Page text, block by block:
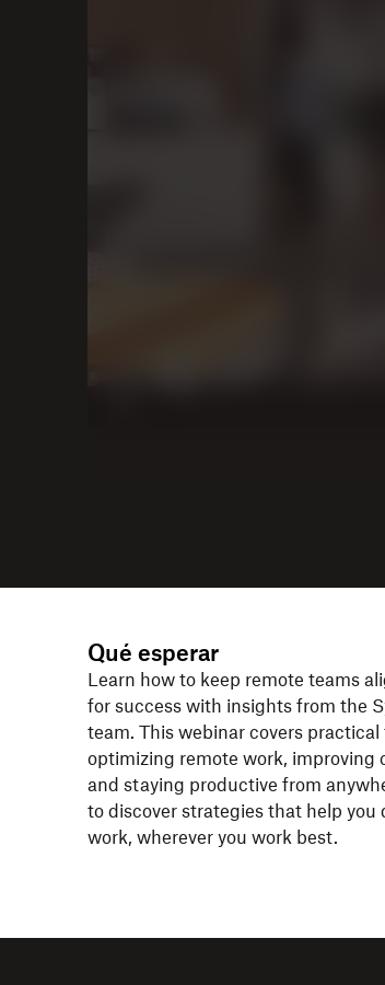
Qué esperar
Learn how to keep remote teams
for success with insights from the
team. This webinar covers
optimizing remote work, improving
and staying productive from
to discover strategies that help you
work, wherever you work best.